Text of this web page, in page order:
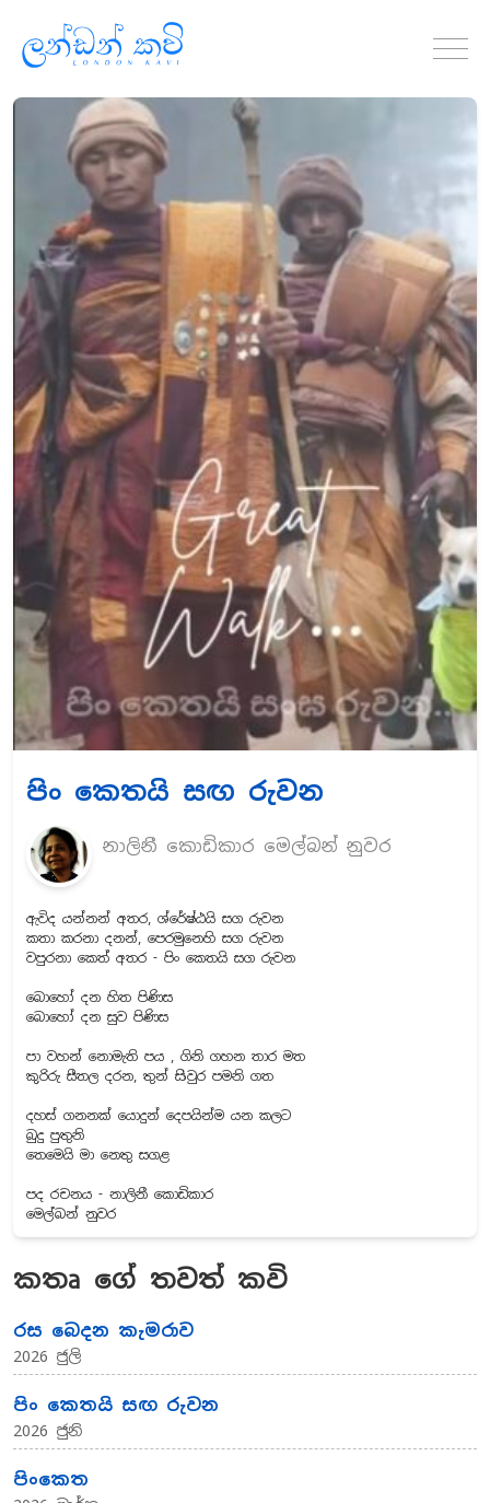
පිං කෙතයි සඟ රුවන
නාලිනී කොඩිකාර මෙල්බන් නුවර
ඇවිද යන්නන් අතර, ශ්රේෂ්ඨයි සග රුවන
කතා කරනා දනන්, පෙරමුනෙහි සග රුවන
වපුරනා කෙත් අතර - පිං කෙතයි සග රුවන
බොහෝ දන හිත පිණිස
බොහෝ දන සුව පිණිස
පා වහන් නොමැති පය , ගිනි ගහන තාර මත
කුරිරු සීතල දරන, තුන් සිවුර පමනි ගත
දහස් ගනනක් යොදුන් දෙපයින්ම යන කලට
බුදු පුතුනි
තෙමෙයි මා නෙතු සගළ
පද රචනය - නාලිනී කොඩිකාර
මෙල්බන් නුවර
කතෘ ගේ තවත් කවි
රස බෙදන කැමරාව
2026 ජුලි
පිං කෙතයි සඟ රුවන
2026 ජුනි
පිංකෙත